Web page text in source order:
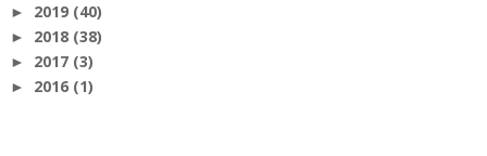
► 2019 (40)
► 2018 (38)
► 2017 (3)
► 2016 (1)